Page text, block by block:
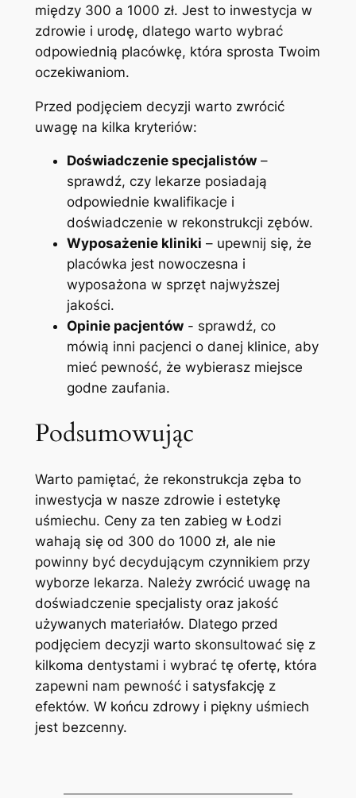
między 300 a ⁢1000 zł. Jest to inwestycja w
zdrowie i urodę, ⁤dlatego warto wybrać
odpowiednią placówkę, która sprosta Twoim
oczekiwaniom.
Przed ⁤podjęciem‍ decyzji warto zwrócić
uwagę ‍na kilka⁤ kryteriów:
Doświadczenie specjalistów–
sprawdź, czy lekarze posiadają
odpowiednie kwalifikacje ⁣i
doświadczenie w rekonstrukcji zębów.
Wyposażenie kliniki – upewnij się, że
placówka jest nowoczesna i
wyposażona w sprzęt najwyższej
jakości.
Opinie ⁤pacjentów-‍ sprawdź, co
mówią inni pacjenci o danej ‍klinice, aby
mieć pewność, że wybierasz ⁢miejsce
godne zaufania.
Podsumowując
Warto pamiętać, że rekonstrukcja zęba to‍
inwestycja ⁤w nasze zdrowie i estetykę
uśmiechu. Ceny za ten zabieg w Łodzi
wahają się od ​300 do 1000 zł, ale nie
powinny być decydującym czynnikiem przy
wyborze lekarza. Należy zwrócić uwagę na
doświadczenie specjalisty oraz jakość
używanych materiałów. Dlatego⁢ przed
‍podjęciem decyzji warto skonsultować się ⁣z
kilkoma dentystami i wybrać tę ofertę, która‌
zapewni nam pewność i satysfakcję z
efektów. W końcu zdrowy ⁢i ‍piękny uśmiech
jest bezcenny.